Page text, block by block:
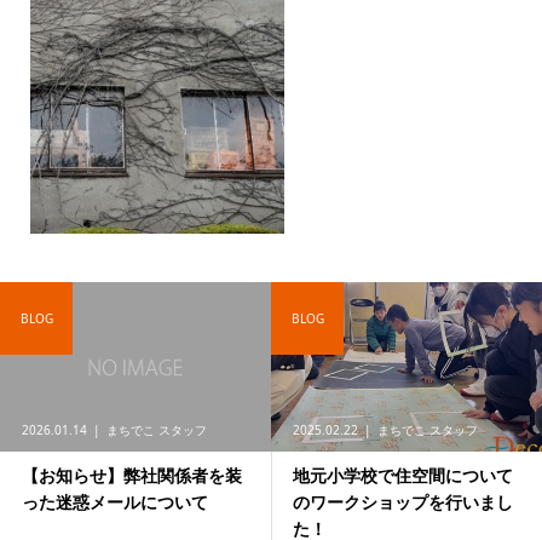
2026.01.14 まちでこ スタッフ
【お知らせ】弊社関係者を装
った迷惑メールについて
BLOG
2025.02.22 まちでこ スタッフ
地元小学校で住空間について
のワークショップを行いまし
た！
BLOG